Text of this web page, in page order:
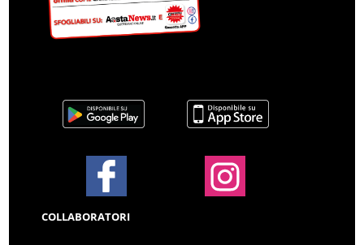
COLLABORATORI